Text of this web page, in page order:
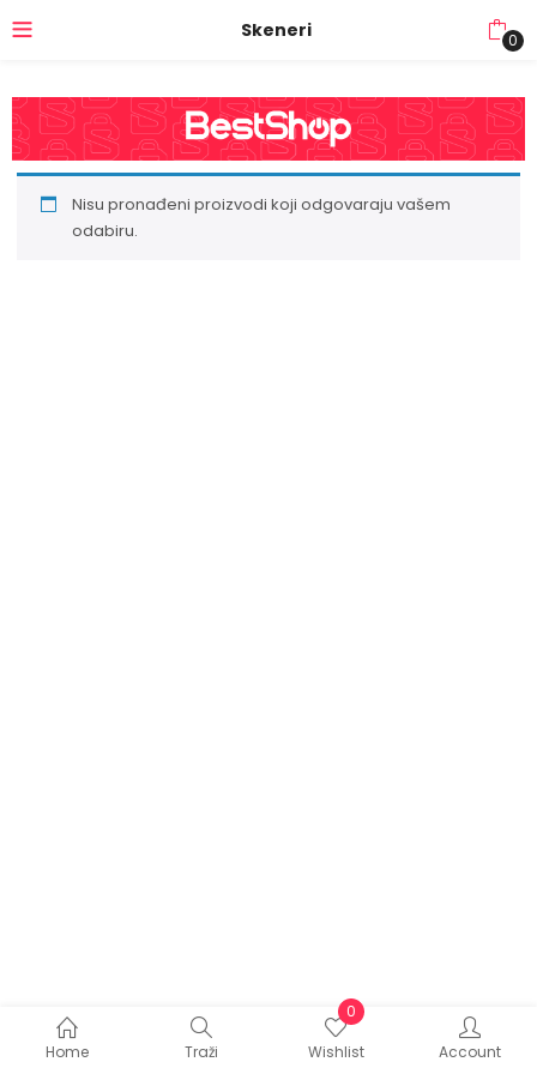
Skeneri 0
Home Traži
0
Wishlist
Account
Nisu pronađeni proizvodi koji odgovaraju vašem
odabiru.